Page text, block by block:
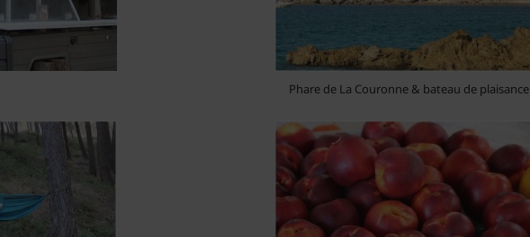
Phare de La Couronne & bateau de plaisance